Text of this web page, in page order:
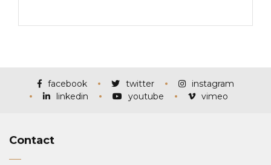
facebook twitter
instagram
linkedin
youtube vimeo
Contact